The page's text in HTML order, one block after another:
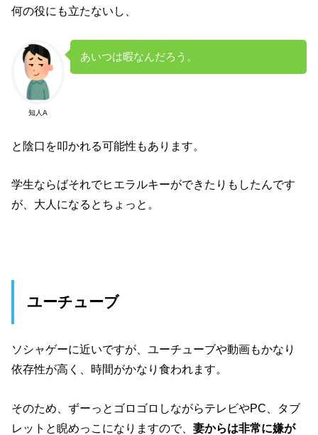
何の役にも立たないし、
知人A
あいつは暇なんだろう。
と陰口を叩かれる可能性もあります。
学生ならばそれでヒエラルキーができたりもしたんです
が、大人になるとちょっと。
ユーチューブ
ソシャゲーに近いですが、ユーチューブや動画もかなり
依存性が高く、時間がかなり食われます。
そのため、ずーっとゴロゴロしながらテレビやPC、タブ
レットと睨めっこになりますので、妻からは非常に嫌が